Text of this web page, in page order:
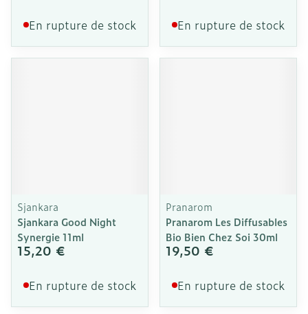
En rupture de stock En rupture de stock
Sjankara
Sjankara Good Night
Synergie 11ml
15,20 €
En rupture de stock
Pranarom
Pranarom Les Diffusables
Bio Bien Chez Soi 30ml
19,50 €
En rupture de stock